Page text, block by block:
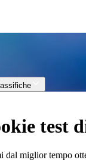
test
dal miglior tempo